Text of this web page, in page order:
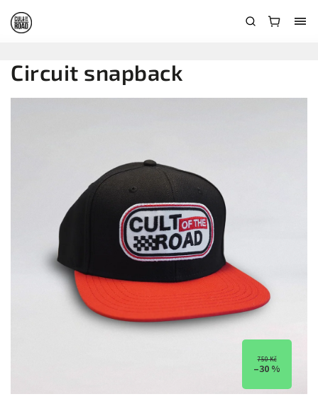
Circuit snapback
750 Kč
–30 %